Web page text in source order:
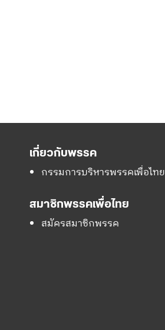
เกี่ยวกับพรรค
กรรมการบริหารพรรคเพื่อไทย
สมาชิกพรรคเพื่อไทย
สมัครสมาชิกพรรค